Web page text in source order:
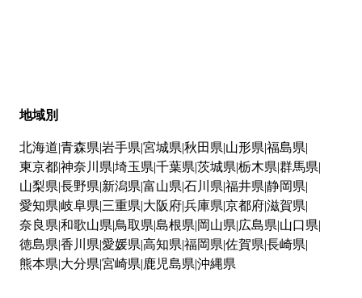
地域別
北海道 青森県 岩手県 宮城県 秋田県 山形県 福島県
東京都神奈川県 埼玉県 千葉県 茨城県 栃木県 群馬県
山梨県 長野県 新潟県 富山県 石川県 福井県 静岡県
愛知県 岐阜県 三重県 大阪府兵庫県 京都府滋賀県
奈良県 和歌山県 鳥取県 島根県 岡山県 広島県 山口県
徳島県 香川県 愛媛県 高知県 福岡県 佐賀県 長崎県
熊本県 大分県 宮崎県 鹿児島県 沖縄県